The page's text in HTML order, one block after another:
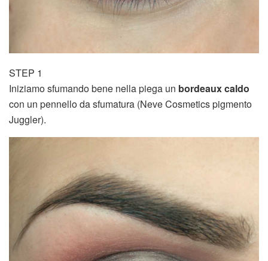
STEP 1
Iniziamo sfumando bene nella piega un bordeaux caldo
con un pennello da sfumatura (Neve Cosmetics pigmento
Juggler).